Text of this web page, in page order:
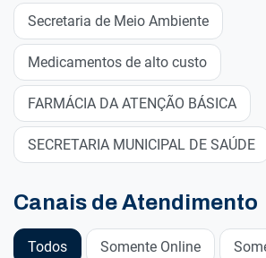
Secretaria de Meio Ambiente
Medicamentos de alto custo
FARMÁCIA DA ATENÇÃO BÁSICA
SECRETARIA MUNICIPAL DE SAÚDE
Canais de Atendimento
Todos Somente Online